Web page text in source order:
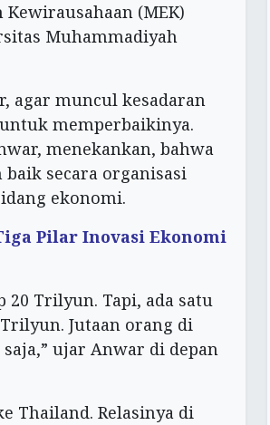
(MEK)
Muhammadiyah
agar muncul kesadaran
memperbaikinya.
menekankan, bahwa
secara organisasi
ekonomi.
Pilar Inovasi Ekonomi
20 Trilyun. Tapi, ada satu
Jutaan orang di
ujar Anwar di depan
Thailand. Relasinya di